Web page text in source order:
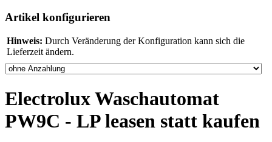
Artikel konfigurieren
Hinweis: Durch Veränderung der Konfiguration kann sich die
Lieferzeit ändern.
Electrolux Waschautomat
PW9C - LP leasen statt kaufen